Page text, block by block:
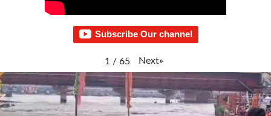
Subscribe Our channel
1 / 65 Next»